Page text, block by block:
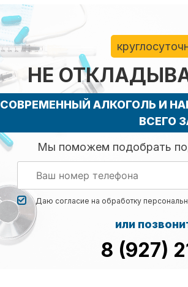
НЕ
СОВРЕМЕННЫЙ АЛКОГОЛЬ И
ВСЕГО
Мы поможем подобрать
Даю согласие на обработку
или
8 (927)